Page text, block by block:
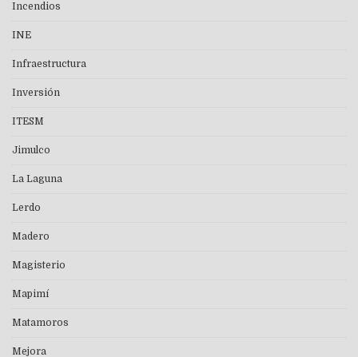
Incendios
INE
Infraestructura
Inversión
ITESM
Jimulco
La Laguna
Lerdo
Madero
Magisterio
Mapimí
Matamoros
Mejora